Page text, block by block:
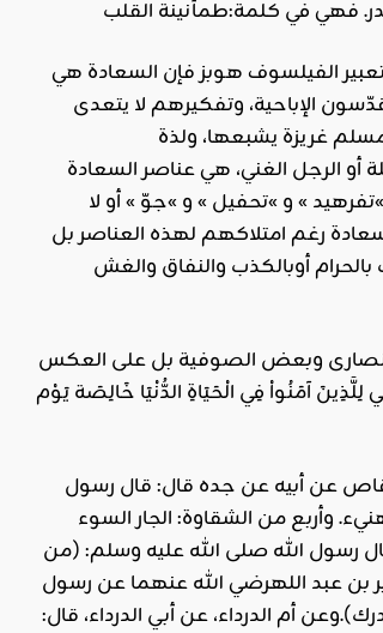
الفيلسوف هوبز فإن السعادة هي
الإباحية، وتفكيرهم لا يتعدى
غريزة يشبعها، ولذة
أو الرجل الغني، هي عناصر السعادة
» و »تحفيل » و »جوّ » أو لا
رغم امتلاكهم لهذه العناصر بل
أوبالكذب والنفاق والغش
النصارى وبعض الصوفية بل على العكس
آمَنُواْ فِي الْحَيَاةِ الدُّنْيَا خَالِصَة يَوْم
وأربع من الشقاوة: الجار السوء
رسول الله صلى الله عليه وسلم: (من
بن عبد اللهرضي الله عنهما عن رسول
أم الدرداء، عن أبي الدرداء، قال: